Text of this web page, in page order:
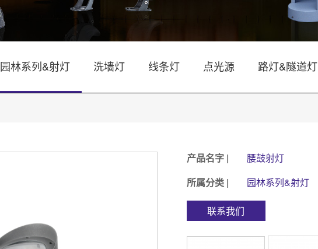
园林系列&射灯 洗墙灯 线条灯 点光源 路灯&隧道灯
产品名字 |
腰鼓射灯
所属分类 |
园林系列&射灯
联系我们